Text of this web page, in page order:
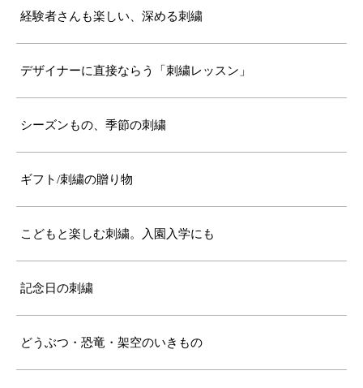
経験者さんも楽しい、深める刺繍
デザイナーに直接ならう「刺繍レッスン」
シーズンもの、季節の刺繍
ギフト/刺繍の贈り物
こどもと楽しむ刺繍。入園入学にも
記念日の刺繍
どうぶつ・恐竜・架空のいきもの